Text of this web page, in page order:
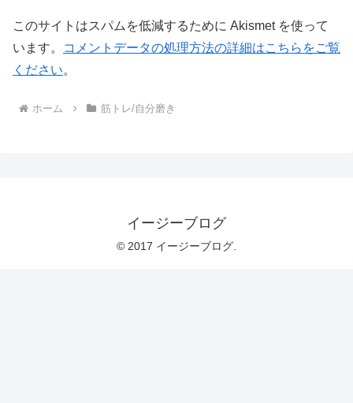
このサイトはスパムを低減するために Akismet を使って
います。
コメントデータの処理方法の詳細はこちらをご覧
ください。
ホーム 筋トレ/自分磨き
イージーブログ
© 2017 イージーブログ.